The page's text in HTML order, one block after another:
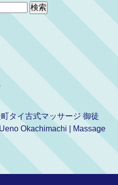
タイ古式マッサージ 御徒
Okachimachi | Massage